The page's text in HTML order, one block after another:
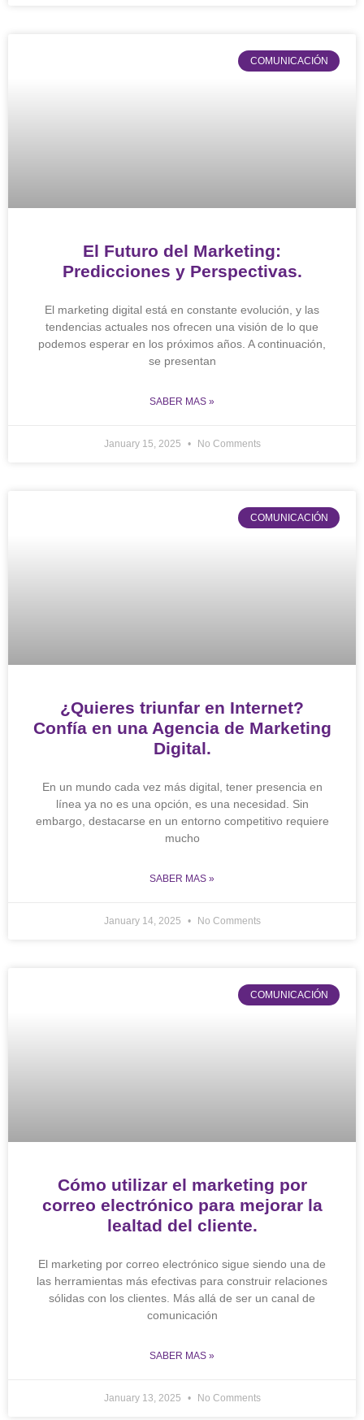
COMUNICACIÓN
El Futuro del Marketing:
Predicciones y Perspectivas.
El marketing digital está en constante evolución, y las
tendencias actuales nos ofrecen una visión de lo que
podemos esperar en los próximos años. A continuación,
se presentan
SABER MAS »
January 15, 2025 No Comments
COMUNICACIÓN
¿Quieres triunfar en Internet?
Confía en una Agencia de Marketing
Digital.
En un mundo cada vez más digital, tener presencia en
línea ya no es una opción, es una necesidad. Sin
embargo, destacarse en un entorno competitivo requiere
mucho
SABER MAS »
January 14, 2025 No Comments
COMUNICACIÓN
Cómo utilizar el marketing por
correo electrónico para mejorar la
lealtad del cliente.
El marketing por correo electrónico sigue siendo una de
las herramientas más efectivas para construir relaciones
sólidas con los clientes. Más allá de ser un canal de
comunicación
SABER MAS »
January 13, 2025 No Comments